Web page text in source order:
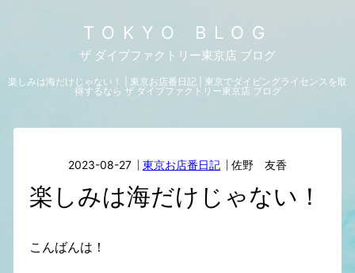
TOKYO BLOG
ザ ダイブファクトリー東京店 ブログ
楽しみは海だけじゃない！ | 東京お店番日記 | 東京でダイビングライセンスを取
得するなら ザ ダイブファクトリー東京店 ブログ
2023-08-27 東京お店番日記 佐野 友香
楽しみは海だけじゃない！
こんばんは！